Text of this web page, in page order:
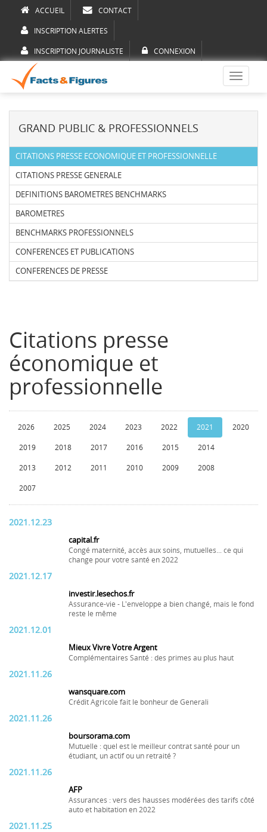
ACCUEIL CONTACT
INSCRIPTION ALERTES
INSCRIPTION JOURNALISTE CONNEXION
Toggle
GRAND PUBLIC & PROFESSIONNELS
CITATIONS PRESSE ECONOMIQUE ET PROFESSIONNELLE
CITATIONS PRESSE GENERALE
DEFINITIONS BAROMETRES BENCHMARKS
BAROMETRES
BENCHMARKS PROFESSIONNELS
CONFERENCES ET PUBLICATIONS
CONFERENCES DE PRESSE
Citations presse
économique et
professionnelle
2026 2025 2024 2023 2022 2021 2020
2019 2018 2017 2016 2015 2014
2013 2012 2011 2010 2009 2008
2007
2021.12.23
capital.fr
Congé maternité, accès aux soins, mutuelles... ce qui
change pour votre santé en 2022
2021.12.17
investir.lesechos.fr
Assurance-vie - L'enveloppe a bien changé, mais le fond
reste le même
2021.12.01
Mieux Vivre Votre Argent
Complémentaires Santé : des primes au plus haut
2021.11.26
wansquare.com
Crédit Agricole fait le bonheur de Generali
2021.11.26
boursorama.com
Mutuelle : quel est le meilleur contrat santé pour un
étudiant, un actif ou un retraité ?
2021.11.26
AFP
Assurances : vers des hausses modérées des tarifs côté
auto et habitation en 2022
2021.11.25